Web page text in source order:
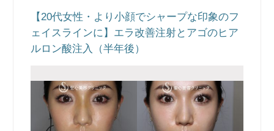
【20代女性・より小顔でシャープな印象のフ
ェイスラインに】エラ改善注射とアゴのヒア
ルロン酸注入（半年後）